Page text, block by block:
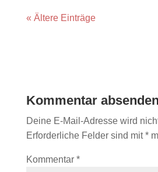
« Ältere Einträge
Kommentar absenden
Deine E-Mail-Adresse wird
Erforderliche Felder sind mit*
Kommentar *